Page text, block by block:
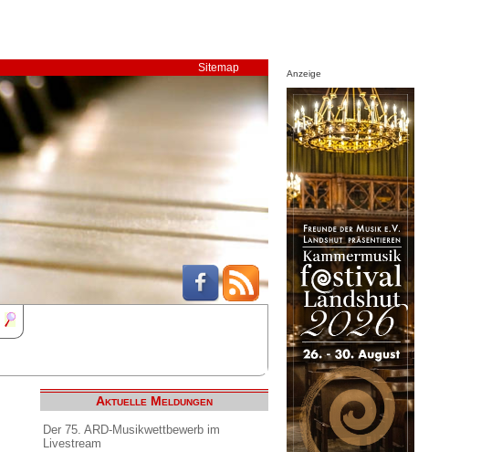
Sitemap
Aktuelle Meldungen
Der 75. ARD-Musikwettbewerb im
Livestream
Anzeige